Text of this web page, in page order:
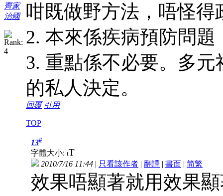
齊家
治國
咁既做野方法，唔怪得
2. 本來係疾病預防問題
3. 重點係不必要。多
的私人決定。
回覆 引用
TOP
13#
字體大小: tT
2010/7/16 11:44 | 只看該作者 | 翻譯 | 書面 | 简繁
效果唔顯著就用效果